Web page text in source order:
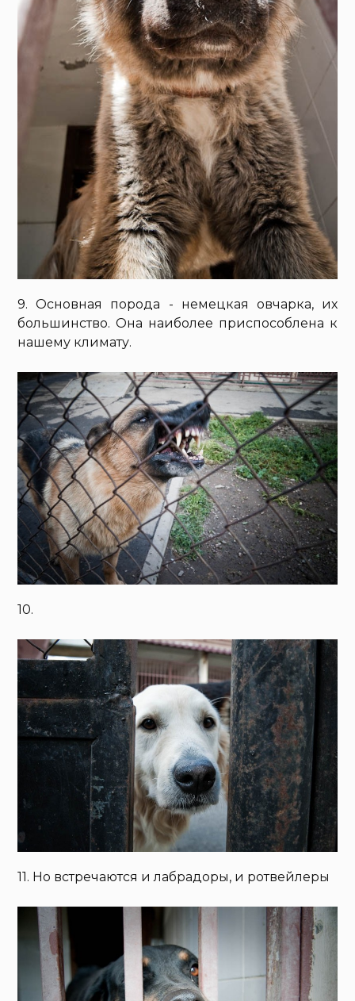
9. Основная порода - немецкая овчарка, их
большинство. Она наиболее приспособлена к
нашему климату.
10.
11. Но встречаются и лабрадоры, и ротвейлеры